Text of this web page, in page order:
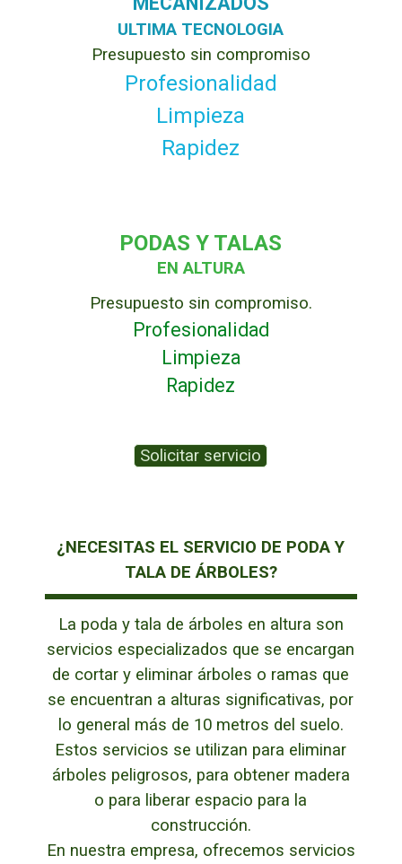
ULTIMA TECNOLOGIA
Presupuesto sin compromiso
Profesionalidad
Limpieza
Rapidez
PODAS Y TALAS
EN ALTURA
Presupuesto sin compromiso.
Profesionalidad
Limpieza
Rapidez
Solicitar servicio
¿NECESITAS EL SERVICIO DE PODA Y
TALA DE ÁRBOLES?
La poda y tala de árboles en altura son
servicios especializados que se encargan
de cortar y eliminar árboles o ramas que
se encuentran a alturas significativas, por
lo general más de 10 metros del suelo.
Estos servicios se utilizan para eliminar
árboles peligrosos, para obtener madera
o para liberar espacio para la
construcción.
En nuestra empresa, ofrecemos servicios